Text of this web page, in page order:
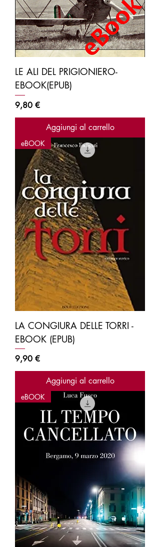
LE ALI DEL PRIGIONIERO-
EBOOK(EPUB)
Prezzo
9,80 €
Aggiungi al carrello
eBOOK
LA CONGIURA DELLE TORRI -
EBOOK (EPUB)
Prezzo
9,90 €
Aggiungi al carrello
eBOOK